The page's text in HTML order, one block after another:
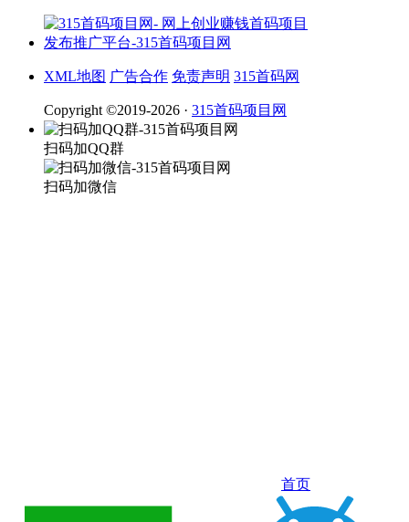
XML地图 广告合作 免责声明 315首码网
Copyright ©2019-2026 · 315首码项目网
扫码加QQ群
扫码加微信
首页